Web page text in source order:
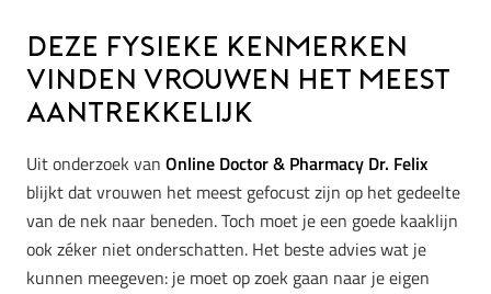
Deze fysieke kenmerken
vinden vrouwen het meest
aantrekkelijk
Uit onderzoek van Online Doctor & Pharmacy Dr. Felix
blijkt dat vrouwen het meest gefocust zijn op het gedeelte
van de nek naar beneden. Toch moet je een goede kaaklijn
ook zéker niet onderschatten. Het beste advies wat je
kunnen meegeven: je moet op zoek gaan naar je eigen